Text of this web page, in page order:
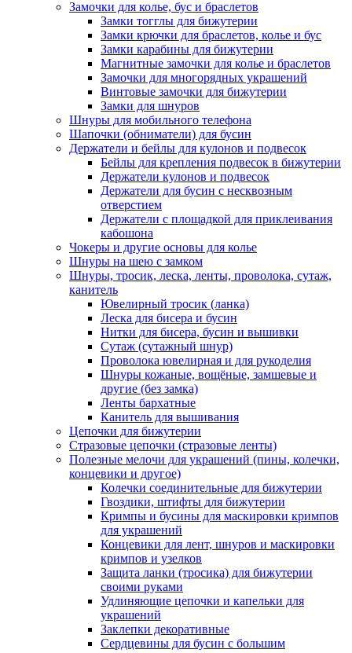
Замочки для колье, бус и браслетов
Замки тогглы для бижутерии
Замки крючки для браслетов, колье и бус
Замки карабины для бижутерии
Магнитные замочки для колье и браслетов
Замочки для многорядных украшений
Винтовые замочки для бижутерии
Замки для шнуров
Шнуры для мобильного телефона
Шапочки (обниматели) для бусин
Держатели и бейлы для кулонов и подвесок
Бейлы для крепления подвесок в бижутерии
Держатели кулонов и подвесок
Держатели для бусин с несквозным
отверстием
Держатели с площадкой для приклеивания
кабошона
Чокеры и другие основы для колье
Шнуры на шею с замком
Шнуры, тросик, леска, ленты, проволока, сутаж,
канитель
Ювелирный тросик (ланка)
Леска для бисера и бусин
Нитки для бисера, бусин и вышивки
Сутаж (сутажный шнур)
Проволока ювелирная и для рукоделия
Шнуры кожаные, вощёные, замшевые и
другие (без замка)
Ленты бархатные
Канитель для вышивания
Цепочки для бижутерии
Стразовые цепочки (стразовые ленты)
Полезные мелочи для украшений (пины, колечки,
концевики и другое)
Колечки соединительные для бижутерии
Гвоздики, штифты для бижутерии
Кримпы и бусины для маскировки кримпов
для украшений
Концевики для лент, шнуров и маскировки
кримпов и узелков
Защита ланки (тросика) для бижутерии
своими руками
Удлиняющие цепочки и капельки для
украшений
Заклепки декоративные
Сердцевины для бусин с большим